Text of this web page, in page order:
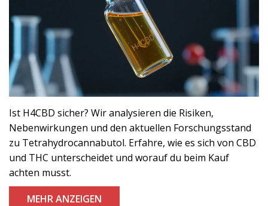
Ist H4CBD sicher? Wir analysieren die Risiken,
Nebenwirkungen und den aktuellen Forschungsstand
zu Tetrahydrocannabutol. Erfahre, wie es sich von CBD
und THC unterscheidet und worauf du beim Kauf
achten musst.
MEHR ANZEIGEN